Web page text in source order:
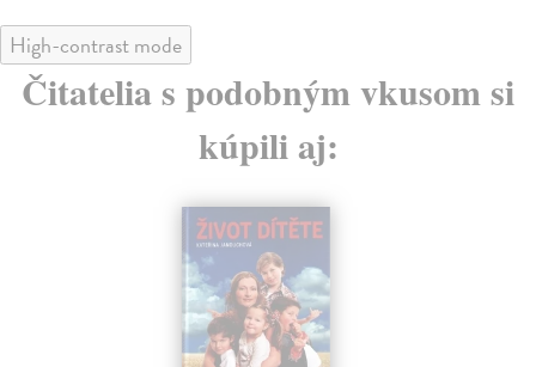
High-contrast mode
Čitatelia s podobným vkusom si
kúpili aj: